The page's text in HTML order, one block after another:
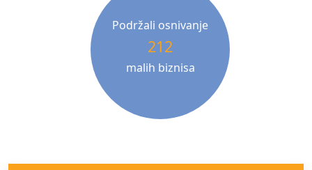
Podržali osnivanje
212
malih biznisa